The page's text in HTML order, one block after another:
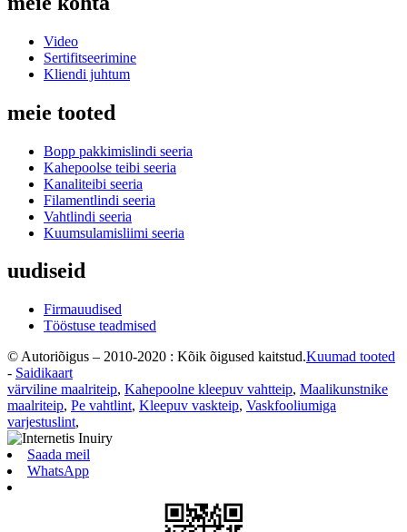
Video
Sertifitseerimine
Kliendi juhtum
meie tooted
Bopp pakkimislindi seeria
Kahepoolse teibi seeria
Kanaliteibi seeria
Filamentlindi seeria
Vahtlindi seeria
Kuumsulamisliimi seeria
uudiseid
Firmauudised
Tööstuse teadmised
© Autoriõigus – 2010-2020 : Kõik õigused kaitstud.Kuumad tooted
- Saidikaart
värviline maalriteip, Kahepoolne kleepuv vahtteip, Maalikunstnike
maalriteip, Pe vahtlint, Kleepuv vaskteip, Vaskfooliumiga
varjestuslint,
Saada meil
WhatsApp